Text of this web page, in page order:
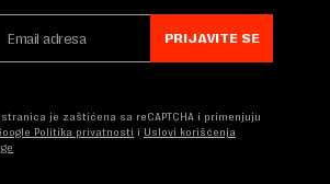
PRIJAVITE SE
stranica je zaštićena sa reCAPTCHA i primenjuju
Politika privatnosti i Uslovi korišćenja